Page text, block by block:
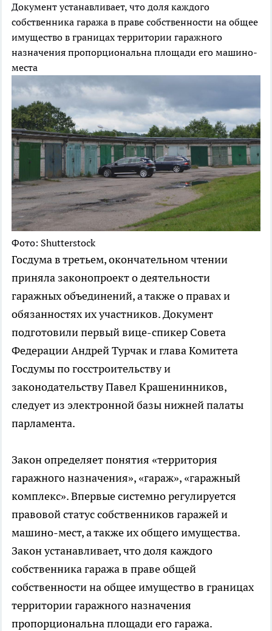
Документ устанавливает, что доля каждого
собственника гаража в праве собственности на общее
имущество в границах территории гаражного
назначения пропорциональна площади его машино-
места
Фото: Shutterstock
Госдума в третьем, окончательном чтении
приняла законопроект о деятельности
гаражных объединений, а также о правах и
обязанностях их участников. Документ
подготовили первый вице-спикер Совета
Федерации Андрей Турчак и глава Комитета
Госдумы по госстроительству и
законодательству Павел Крашенинников,
следует из электронной базы нижней палаты
парламента.
Закон определяет понятия «территория
гаражного назначения», «гараж», «гаражный
комплекс». Впервые системно регулируется
правовой статус собственников гаражей и
машино-мест, а также их общего имущества.
Закон устанавливает, что доля каждого
собственника гаража в праве общей
собственности на общее имущество в границах
территории гаражного назначения
пропорциональна площади его гаража.